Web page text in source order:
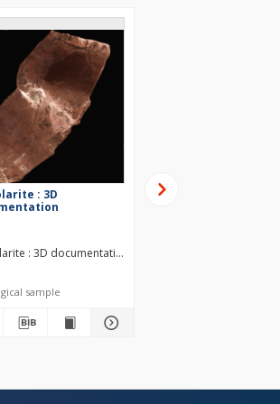
Jurassic
: 3D
: 3D documentation Middle Jurassic
sample
Radiolarite : 3D